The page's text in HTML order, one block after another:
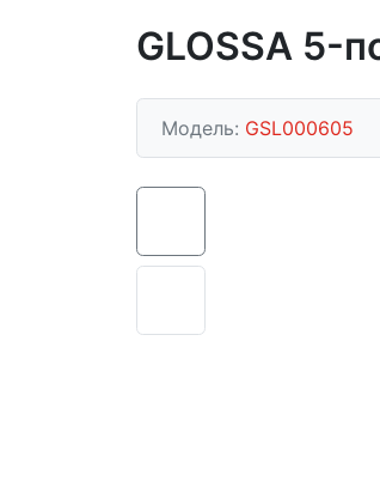
GLOSSA 5-
Модель: GSL000605